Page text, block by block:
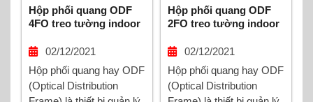
Hộp phối quang ODF
4FO treo tường indoor
02/12/2021
Hộp phối quang hay ODF
(Optical Distribution
Hộp phối quang ODF
2FO treo tường indoor
02/12/2021
Hộp phối quang hay ODF
(Optical Distribution